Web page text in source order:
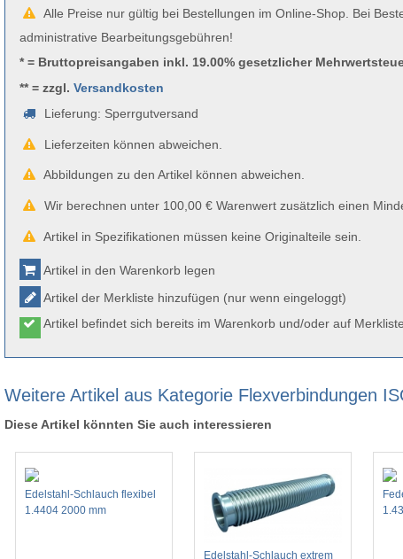
Alle Preise nur gültig bei Bestellungen im Online-Shop. Bei
administrative Bearbeitungsgebühren!
* = Bruttopreisangaben inkl. 19.00% gesetzlicher
** = zzgl.Versandkosten
Lieferung: Sperrgutversand
Lieferzeiten können abweichen.
Abbildungen zu den Artikel können abweichen.
Wir berechnen unter 100,00 € Warenwert zusätzlich einen
Artikel in Spezifikationen müssen keine Originalteile sein.
Artikel in den Warenkorb legen
Artikel der Merkliste hinzufügen (nur wenn eingeloggt)
Artikel befindet sich bereits im Warenkorb und/oder auf Merkliste
Weitere Artikel aus Kategorie Flexverbindungen
Diese Artikel könnten Sie auch interessieren
Edelstahl-Schlauch flexibel
1.4404 2000 mm
Edelstahl-Schlauch extrem